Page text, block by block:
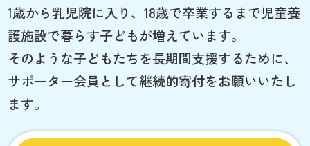
1歳から乳児院に入り、18歳で卒業するまで児童養
護施設で暮らす子どもが増えています。
そのような子どもたちを長期間支援するために、
サポーター会員として継続的寄付をお願いいたし
ます。